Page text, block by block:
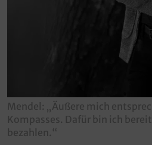
Mendel: „Äußere mich
Kompasses. Dafür bin ich
bezahlen.“